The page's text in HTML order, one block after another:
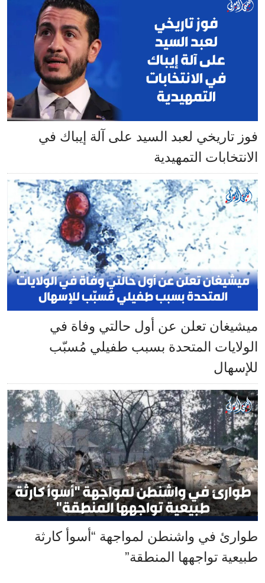
فوز تاريخي لعبد السيد على آلة إيباك في
الانتخابات التمهيدية
ميشيغان تعلن عن أول حالتي وفاة في
الولايات المتحدة بسبب طفيلي مُسبّب
للإسهال
طوارئ في واشنطن لمواجهة “أسوأ كارثة
طبيعية تواجهها المنطقة”